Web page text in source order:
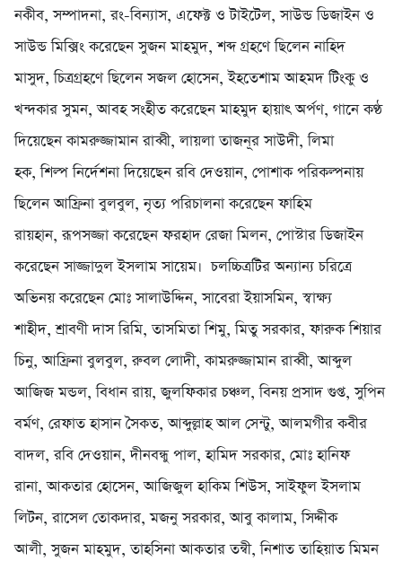
নকীব, সম্পাদনা, রং-বিন্যাস, এফেক্ট ও টাইটেল, সাউন্ড ডিজাইন ও
সাউন্ড মিক্সিং করেছেন সুজন মাহমুদ, শব্দ গ্রহণে ছিলেন নাহিদ
মাসুদ, চিত্রগ্রহণে ছিলেন সজল হোসেন, ইহতেশাম আহমদ টিংকু ও
খন্দকার সুমন, আবহ সংহীত করেছেন মাহমুদ হায়াৎ অর্পণ, গানে কণ্ঠ
দিয়েছেন কামরুজ্জামান রাব্বী, লায়লা তাজনূর সাউদী, লিমা
হক, শিল্প নির্দেশনা দিয়েছেন রবি দেওয়ান, পোশাক পরিকল্পনায়
ছিলেন আফ্রিনা বুলবুল, নৃত্য পরিচালনা করেছেন ফাহিম
রায়হান, রূপসজ্জা করেছেন ফরহাদ রেজা মিলন, পোস্টার ডিজাইন
করেছেন সাজ্জাদুল ইসলাম সায়েম। চলচ্চিত্রটির অন্যান্য চরিত্রে
অভিনয় করেছেন মোঃ সালাউদ্দিন, সাবেরা ইয়াসমিন, স্বাক্ষ্য
শাহীদ, শ্রাবণী দাস রিমি, তাসমিতা শিমু, মিতু সরকার, ফারুক শিয়ার
চিনু, আফ্রিনা বুলবুল, রুবল লোদী, কামরুজ্জামান রাব্বী, আব্দুল
আজিজ মন্ডল, বিধান রায়, জুলফিকার চঞ্চল, বিনয় প্রসাদ গুপ্ত, সুপিন
বর্মণ, রেফাত হাসান সৈকত, আব্দুল্লাহ আল সেন্টু, আলমগীর কবীর
বাদল, রবি দেওয়ান, দীনবন্ধু পাল, হামিদ সরকার, মোঃ হানিফ
রানা, আকতার হোসেন, আজিজুল হাকিম শিউস, সাইফুল ইসলাম
লিটন, রাসেল তোকদার, মজনু সরকার, আবু কালাম, সিদ্দীক
আলী, সুজন মাহমুদ, তাহসিনা আকতার তন্বী, নিশাত তাহিয়াত মিমন